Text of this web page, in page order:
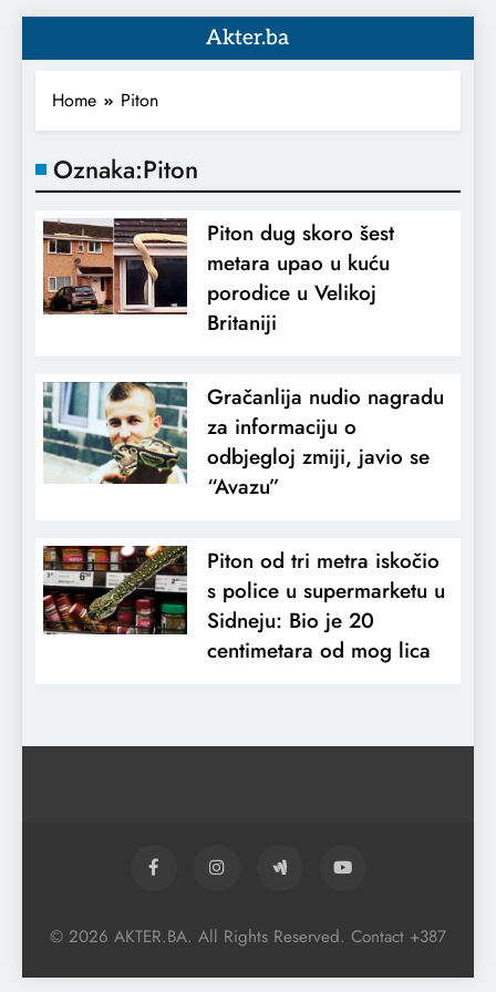
Akter.ba
Home Piton
Oznaka:Piton
Piton dug skoro šest
metara upao u kuću
porodice u Velikoj
Britaniji
Gračanlija nudio nagradu
za informaciju o
odbjegloj zmiji, javio se
“Avazu”
Piton od tri metra iskočio
s police u supermarketu u
Sidneju: Bio je 20
centimetara od mog lica
© 2026 AKTER.BA. All Rights Reserved. Contact +387